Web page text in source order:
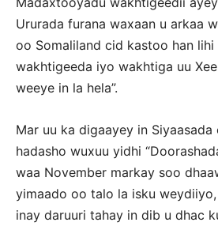
Ururada furana waxaan u arkaa
oo Somaliland cid kastoo han lihi
wakhtigeeda iyo wakhtiga uu
weeye in la hela”.
Mar uu ka digaayey in
hadasho wuxuu yidhi
waa November markay soo
yimaado oo talo la isku
inay daruuri tahay in dib u dhac